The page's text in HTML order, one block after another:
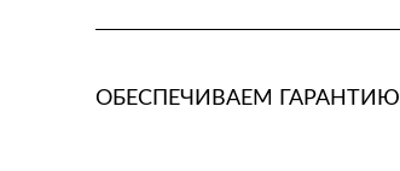
ОБЕСПЕЧИВАЕМ ГАРАНТИЮ